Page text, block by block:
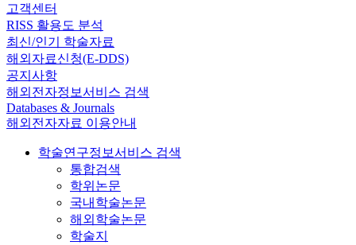
고객센터
RISS 활용도 분석
최신/인기 학술자료
해외자료신청(E-DDS)
공지사항
해외전자정보서비스 검색
Databases & Journals
해외전자자료 이용안내
학술연구정보서비스 검색
통합검색
학위논문
국내학술논문
해외학술논문
학술지